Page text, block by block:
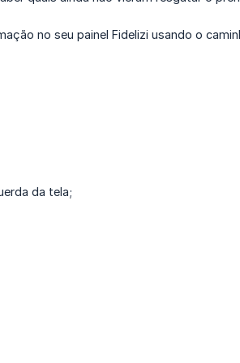
no seu painel Fidelizi usando o
da tela;